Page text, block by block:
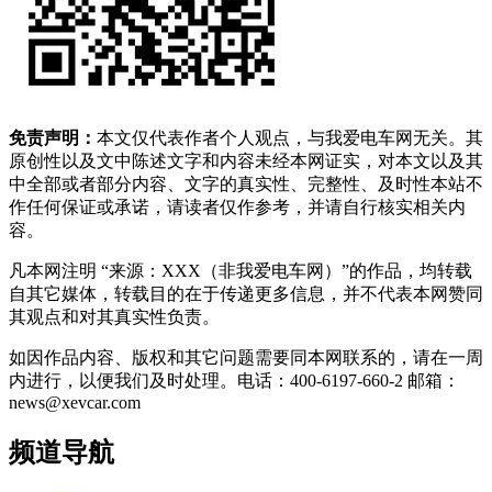
免责声明： 本文仅代表作者个人观点，与我爱电车网无关。其
原创性以及文中陈述文字和内容未经本网证实，对本文以及其
中全部或者部分内容、文字的真实性、完整性、及时性本站不
作任何保证或承诺，请读者仅作参考，并请自行核实相关内
容。
凡本网注明 “来源：XXX（非我爱电车网）”的作品，均转载
自其它媒体，转载目的在于传递更多信息，并不代表本网赞同
其观点和对其真实性负责。
如因作品内容、版权和其它问题需要同本网联系的，请在一周
内进行，以便我们及时处理。电话：400-6197-660-2 邮箱：
news@xevcar.com
频道导航